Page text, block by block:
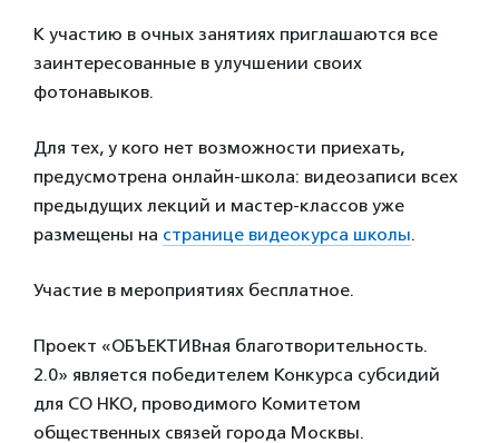
К участию в очных занятиях приглашаются все
заинтересованные в улучшении своих
фотонавыков.
Для тех, у кого нет возможности приехать,
предусмотрена онлайн-школа: видеозаписи всех
предыдущих лекций и мастер-классов уже
размещены на странице видеокурса школы.
Участие в мероприятиях бесплатное.
Проект «ОБЪЕКТИВная благотворительность.
2.0» является победителем Конкурса субсидий
для СО НКО, проводимого Комитетом
общественных связей города Москвы.